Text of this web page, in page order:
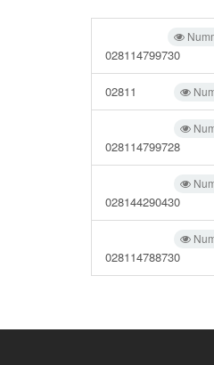
028114799730
02811
028114799728
028144290430
028114788730